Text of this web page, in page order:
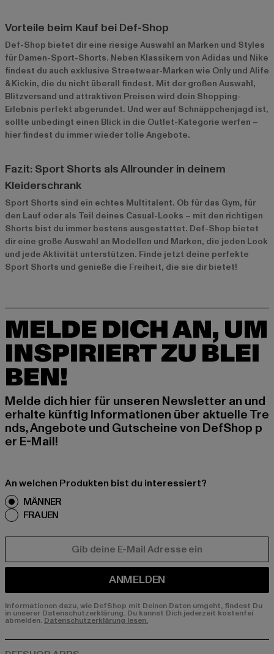
Vorteile beim Kauf bei Def-Shop
Def-Shop bietet dir eine riesige Auswahl an Marken und Styles
für Damen-Sport-Shorts. Neben Klassikern von Adidas und Nike
findest du auch exklusive Streetwear-Marken wie Only und Alife
& Kickin, die du nicht überall findest. Mit der großen Auswahl,
Blitzversand und attraktiven Preisen wird dein Shopping-
Erlebnis perfekt abgerundet. Und wer auf Schnäppchenjagd ist,
sollte unbedingt einen Blick in die Outlet-Kategorie werfen –
hier findest du immer wieder tolle Angebote.
Fazit: Sport Shorts als Allrounder in deinem
Kleiderschrank
Sport Shorts sind ein echtes Multitalent. Ob für das Gym, für
den Lauf oder als Teil deines Casual-Looks – mit den richtigen
Shorts bist du immer bestens ausgestattet. Def-Shop bietet
dir eine große Auswahl an Modellen und Marken, die jeden Look
und jede Aktivität unterstützen. Finde jetzt deine perfekte
Sport Shorts und genieße die Freiheit, die sie dir bietet!
MELDE DICH AN, UM
INSPIRIERT ZU BLEI
BEN!
Melde dich hier für unseren Newsletter an und
erhalte künftig Informationen über aktuelle Tre
nds, Angebote und Gutscheine von DefShop p
er E-Mail!
An welchen Produkten bist du interessiert?
MÄNNER
FRAUEN
ANMELDEN
Informationen dazu, wie DefShop mit Deinen Daten umgeht, findest Du
in unserer Datenschutzerklärung. Du kannst Dich jederzeit kostenfei
abmelden. Datenschutzerklärung lesen.